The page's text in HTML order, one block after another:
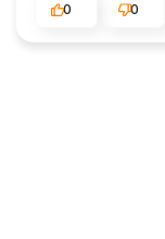
0
0